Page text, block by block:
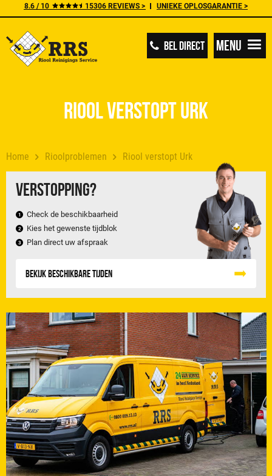
8.6 / 10 15306 REVIEWS > UNIEKE OPLOSGARANTIE >
BEL DIRECT Menu
Home Rioolproblemen Riool verstopt Urk
Verstopping?
Check de beschikbaarheid
Kies het gewenste tijdblok
Plan direct uw afspraak
Bekijk beschikbare tijden
Riool verstopt Urk